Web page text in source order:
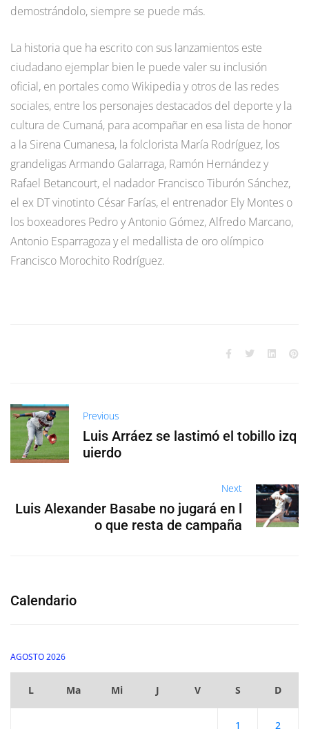
demostrándolo, siempre se puede más.
La historia que ha escrito con sus lanzamientos este
ciudadano ejemplar bien le puede valer su inclusión
oficial, en portales como Wikipedia y otros de las redes
sociales, entre los personajes destacados del deporte y la
cultura de Cumaná, para acompañar en esa lista de honor
a la Sirena Cumanesa, la folclorista María Rodríguez, los
grandeligas Armando Galarraga, Ramón Hernández y
Rafael Betancourt, el nadador Francisco Tiburón Sánchez,
el ex DT vinotinto César Farías, el entrenador Ely Montes o
los boxeadores Pedro y Antonio Gómez, Alfredo Marcano,
Antonio Esparragoza y el medallista de oro olímpico
Francisco Morochito Rodríguez.
Previous
Luis Arráez se lastimó el tobillo izq
uierdo
Next
Luis Alexander Basabe no jugará en l
o que resta de campaña
Calendario
AGOSTO 2026
L Ma Mi J V S D
1 2